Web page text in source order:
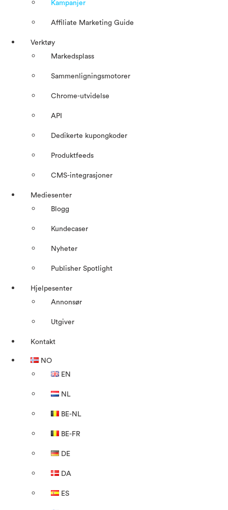
Kampanjer
Affiliate Marketing Guide
Verktøy
Markedsplass
Sammenligningsmotorer
Chrome-utvidelse
API
Dedikerte kupongkoder
Produktfeeds
CMS-integrasjoner
Mediesenter
Blogg
Kundecaser
Nyheter
Publisher Spotlight
Hjelpesenter
Annonsør
Utgiver
Kontakt
NO
EN
NL
BE-NL
BE-FR
DE
DA
ES